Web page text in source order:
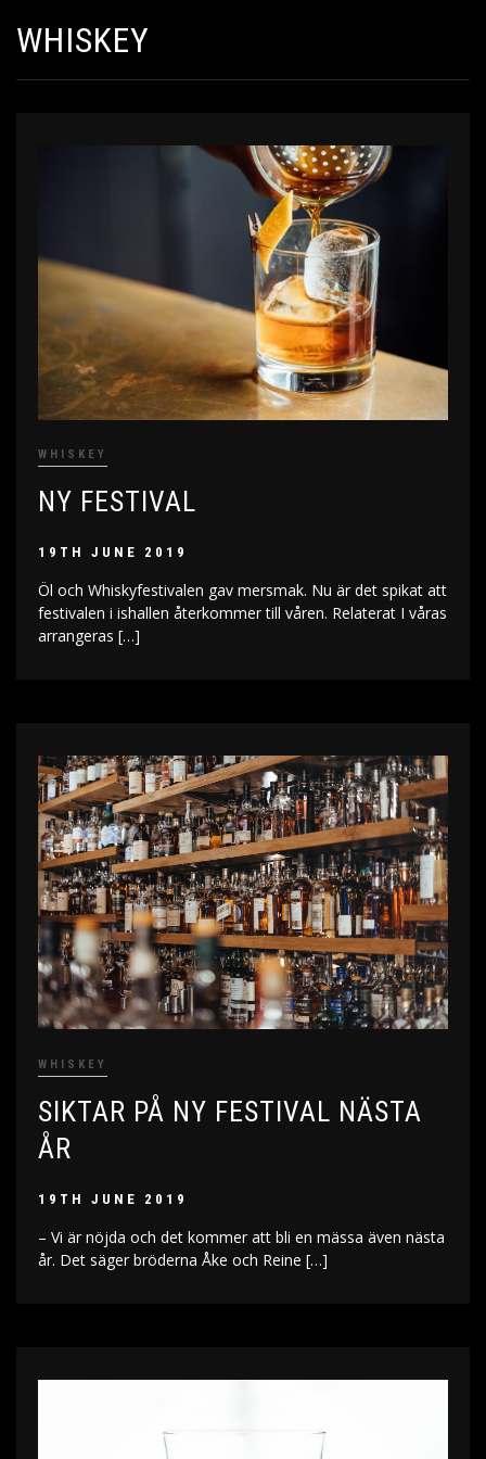
WHISKEY
WHISKEY
NY FESTIVAL
19TH JUNE 2019
Öl och Whiskyfestivalen gav mersmak. Nu är det spikat att
festivalen i ishallen återkommer till våren. Relaterat I våras
arrangeras […]
WHISKEY
SIKTAR PÅ NY FESTIVAL NÄSTA
ÅR
19TH JUNE 2019
– Vi är nöjda och det kommer att bli en mässa även nästa
år. Det säger bröderna Åke och Reine […]